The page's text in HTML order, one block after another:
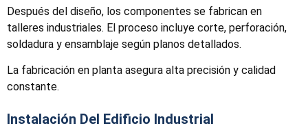
Después del diseño, los componentes se fabrican en
talleres industriales. El proceso incluye corte, perforación,
soldadura y ensamblaje según planos detallados.
La fabricación en planta asegura alta precisión y calidad
constante.
Instalación Del Edificio Industrial